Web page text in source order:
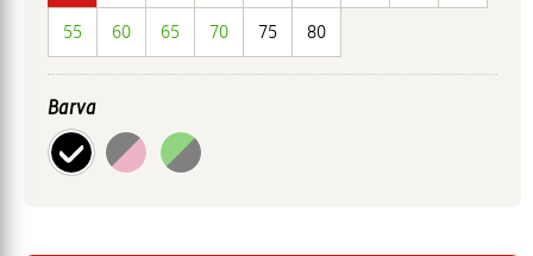
55 60 65 70 75 80
Barva